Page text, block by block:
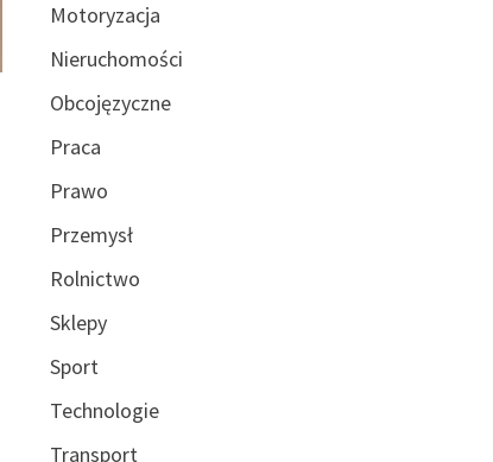
Motoryzacja
Nieruchomości
Obcojęzyczne
Praca
Prawo
Przemysł
Rolnictwo
Sklepy
Sport
Technologie
Transport